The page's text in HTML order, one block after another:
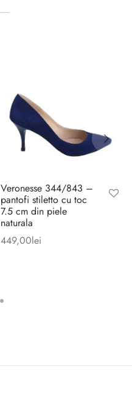
Veronesse 344/843 –
pantofi stiletto cu toc
7.5 cm din piele
naturala
449,00lei